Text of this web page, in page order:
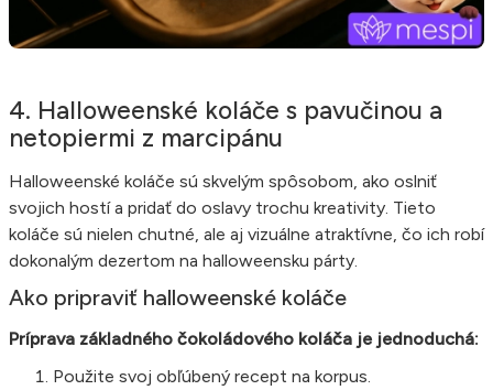
4. Halloweenské koláče s pavučinou a
netopiermi z marcipánu
Halloweenské koláče sú skvelým spôsobom, ako oslniť
svojich hostí a pridať do oslavy trochu kreativity. Tieto
koláče sú nielen chutné, ale aj vizuálne atraktívne, čo ich robí
dokonalým dezertom na halloweensku párty.
Ako pripraviť halloweenské koláče
Príprava základného čokoládového koláča je jednoduchá:
Použite svoj obľúbený recept na korpus.